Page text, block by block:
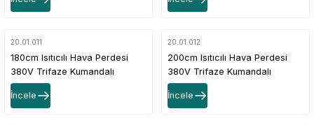
20.01.011
180cm Isıtıcılı Hava Perdesi
380V Trifaze Kumandalı
İncele
20.01.012
200cm Isıtıcılı Hava Perdesi
380V Trifaze Kumandalı
İncele